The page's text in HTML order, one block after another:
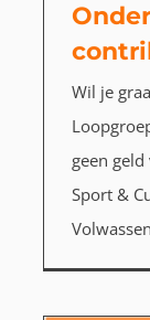
Wil je
geen
Sport &